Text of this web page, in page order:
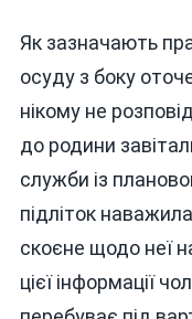
Як зазначають
осуду з боку
нікому не
до родини
служби із
підліток
скоєне щодо неї
цієї інформації